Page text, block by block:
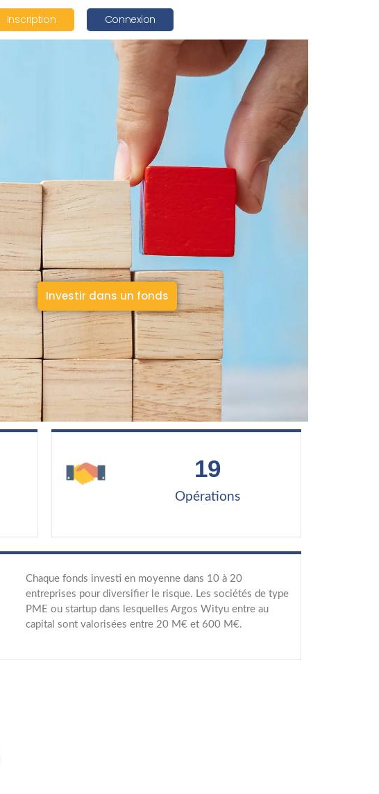
Inscription Connexion
Investir dans un fonds
Opérations
19
Chaque fonds investi en moyenne dans 10 à 20
entreprises pour diversifier le risque. Les sociétés de type
PME ou startup dans lesquelles Argos Wityu entre au
capital sont valorisées entre 20 M€ et 600 M€.